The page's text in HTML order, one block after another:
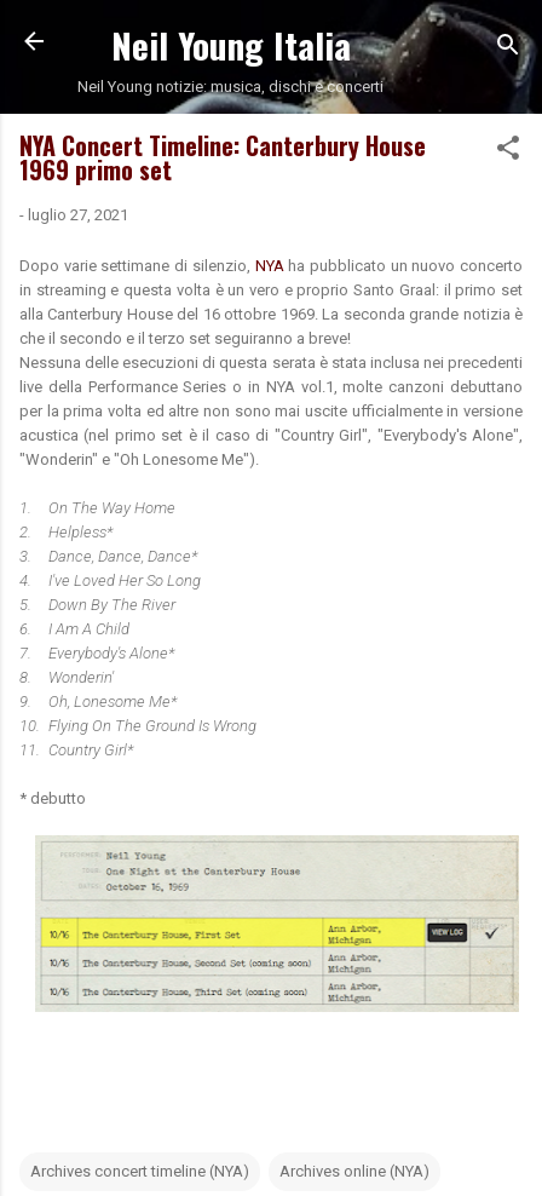
Passa ai contenuti principali
Neil Young Italia
Neil Young notizie: musica, dischi e concerti
NYA Concert Timeline: Canterbury House
1969 primo set
- luglio 27, 2021
Dopo varie settimane di silenzio, NYAha pubblicato un nuovo concerto
in streaming e questa volta è un vero e proprio Santo Graal: il primo set
alla Canterbury House del 16 ottobre 1969. La seconda grande notizia è
che il secondo e il terzo set seguiranno a breve!
Nessuna delle esecuzioni di questa serata è stata inclusa nei precedenti
live della Performance Series o in NYA vol.1, molte canzoni debuttano
per la prima volta ed altre non sono mai uscite ufficialmente in versione
acustica (nel primo set è il caso di "Country Girl", "Everybody's Alone",
"Wonderin" e "Oh Lonesome Me").
1.
On The Way Home
2.
Helpless*
3.
Dance, Dance, Dance*
4.
I've Loved Her So Long
5.
Down By The River
6.
I Am A Child
7.
Everybody's Alone*
8.
Wonderin'
9.
Oh, Lonesome Me*
10.
Flying On The Ground Is Wrong
11.
Country Girl*
* debutto
Archives concert timeline (NYA) Archives online (NYA)